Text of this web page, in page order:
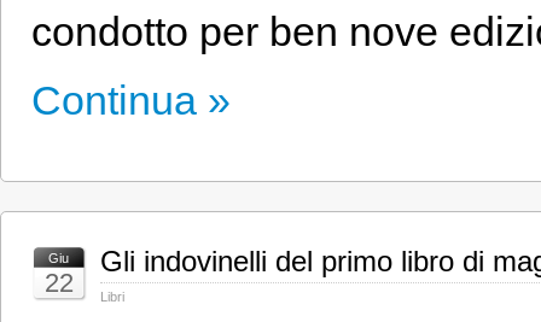
condotto per ben nove
Continua »
Giu
22
Gli indovinelli del primo libro di
Libri